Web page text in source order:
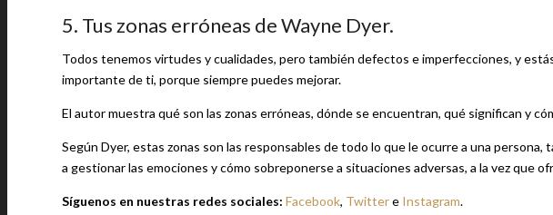
5. Tus zonas erróneas de Wayne Dyer.
Todos tenemos virtudes y cualidades, pero también defectos e imperfecciones, y
importante de ti, porque siempre puedes mejorar.
El autor muestra qué son las zonas erróneas, dónde se encuentran, qué significan y
Según Dyer, estas zonas son las responsables de todo lo que le ocurre a una
a gestionar las emociones y cómo sobreponerse a situaciones adversas, a la vez que
Síguenos en nuestras redes sociales: Facebook, Twittere Instagram.